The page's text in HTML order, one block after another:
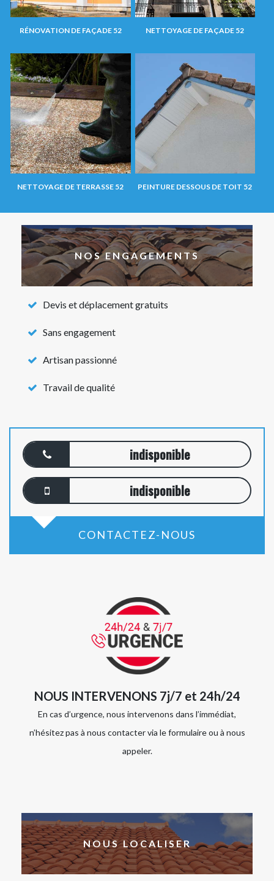
RÉNOVATION DE FAÇADE 52 NETTOYAGE DE FAÇADE 52
NETTOYAGE DE TERRASSE 52 PEINTURE DESSOUS DE TOIT 52
NOS ENGAGEMENTS
Devis et déplacement gratuits
Sans engagement
Artisan passionné
Travail de qualité
indisponible
indisponible
CONTACTEZ-NOUS
NOUS INTERVENONS 7j/7 et 24h/24
En cas d’urgence, nous intervenons dans l’immédiat,
n’hésitez pas à nous contacter via le formulaire ou à nous
appeler.
NOUS LOCALISER